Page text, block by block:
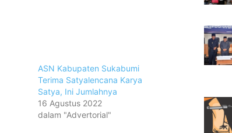
ASN Kabupaten Sukabumi
Terima Satyalencana Karya
Satya, Ini Jumlahnya
16 Agustus 2022
dalam "Advertorial"